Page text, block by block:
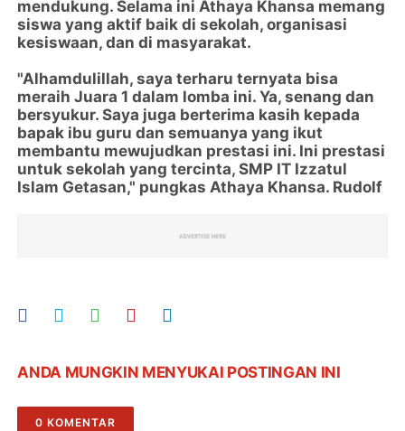
mendukung. Selama ini Athaya Khansa memang
siswa yang aktif baik di sekolah, organisasi
kesiswaan, dan di masyarakat.
"Alhamdulillah, saya terharu ternyata bisa
meraih Juara 1 dalam lomba ini. Ya, senang dan
bersyukur. Saya juga berterima kasih kepada
bapak ibu guru dan semuanya yang ikut
membantu mewujudkan prestasi ini. Ini prestasi
untuk sekolah yang tercinta, SMP IT Izzatul
Islam Getasan," pungkas Athaya Khansa. Rudolf
ANDA MUNGKIN MENYUKAI POSTINGAN INI
0 KOMENTAR